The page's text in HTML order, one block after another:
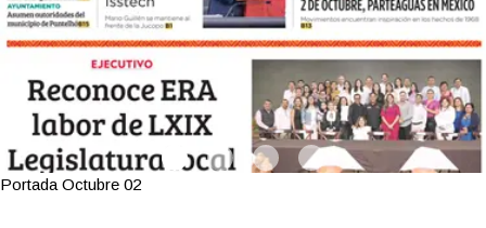
Portada Octubre 02